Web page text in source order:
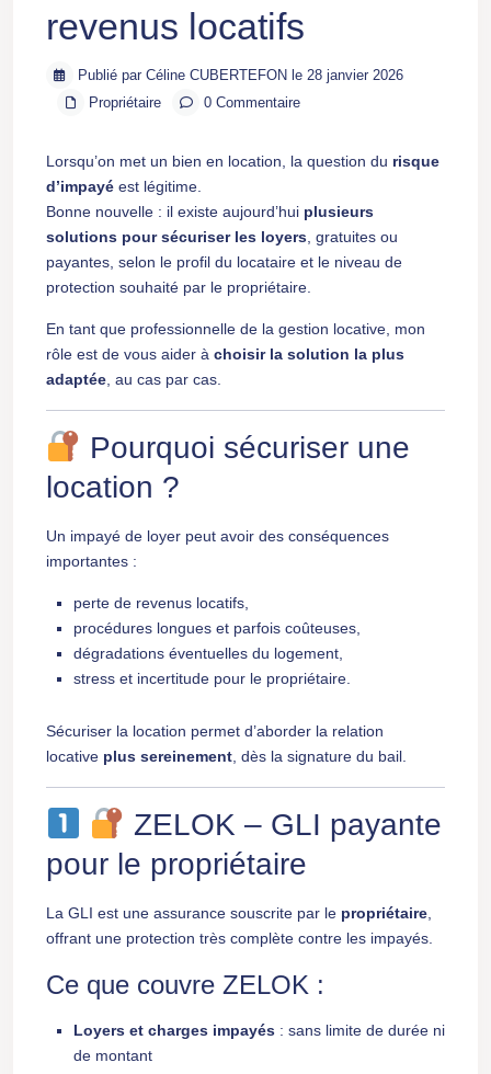
revenus locatifs
Publié par Céline CUBERTEFON le 28 janvier 2026
Propriétaire
0 Commentaire
Lorsqu’on met un bien en location, la question du risque
d’impayé est légitime.
Bonne nouvelle : il existe aujourd’hui plusieurs
solutions pour sécuriser les loyers , gratuites ou
payantes, selon le profil du locataire et le niveau de
protection souhaité par le propriétaire.
En tant que professionnelle de la gestion locative, mon
rôle est de vous aider à choisir la solution la plus
adaptée , au cas par cas.
Pourquoi sécuriser une
location ?
Un impayé de loyer peut avoir des conséquences
importantes :
perte de revenus locatifs,
procédures longues et parfois coûteuses,
dégradations éventuelles du logement,
stress et incertitude pour le propriétaire.
Sécuriser la location permet d’aborder la relation
locative plus sereinement , dès la signature du bail.
ZELOK – GLI payante
pour le propriétaire
La GLI est une assurance souscrite par le propriétaire
offrant une protection très complète contre les impayés.
Ce que couvre ZELOK :
Loyers et charges impayés : sans limite de durée ni
de montant